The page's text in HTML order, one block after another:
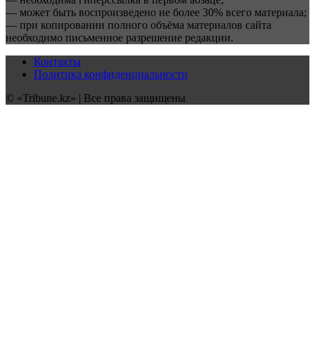
— может быть воспроизведено не более 30% всего материала;
— при копировании полного объёма материалов сайта
необходимо письменное разрешение редакции.
Контакты
Политика конфиденциальности
© «Tribune.kz» | Все права защищены